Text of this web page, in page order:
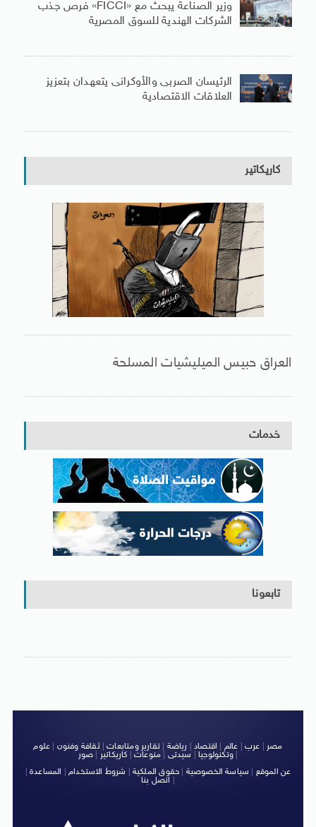
وزير الصناعة يبحث مع «FICCI» فرص جذب
الشركات الهندية للسوق المصرية
الرئيسان الصربى والأوكرانى يتعهدان بتعزيز
العلاقات الاقتصادية
كاريكاتير
العراق حبيس الميليشيات المسلحة
خدمات
تابعونا
مصر عرب عالم اقتصاد رياضة |تقارير ومتابعات|ثقافة وفنون
علوم
وتكنولوجيا| سيدتى منوعات كاريكاتير صور
|
عن الموقع
سياسة الخصوصية حقوق الملكية شروط الاستخدام| المساعدة|
اتصل بنا